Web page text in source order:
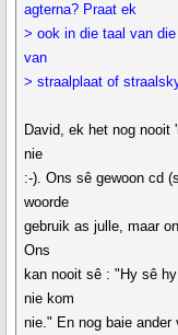
agterna? Praat ek
> ook in die taal van
van
> straalplaat of
David, ek het nog
nie
:-). Ons sê gewoon cd
woorde
gebruik as julle, maar
Ons
kan nooit sê : "Hy sê
nie kom
nie." En nog baie ander